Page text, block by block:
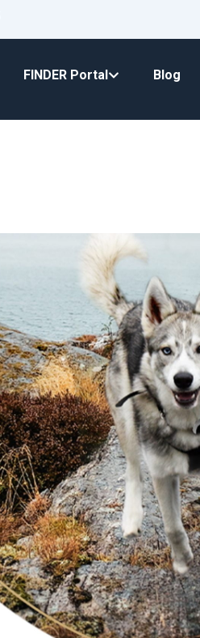
FINDER Portal Blog